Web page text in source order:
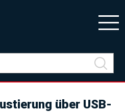
über USB-